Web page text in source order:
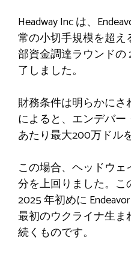
Headway Inc は、
常の小切手規模を超
部資金調達ラウンドの
了しました。
財務条件は明らかに
によると、エンデバー
あたり最大200万ドル
この場合、ヘッドウ
分を上回りました。こ
2025 年初めに
最初のウクライナ生
続くものです。